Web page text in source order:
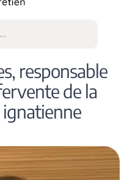
?
responsable
de la